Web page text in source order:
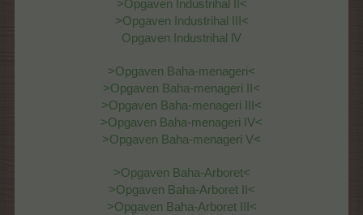
>Opgaven Industrihal II<
>Opgaven Industrihal III<
Opgaven Industrihal lV
>Opgaven Baha-menageri<
>Opgaven Baha-menageri II<
>Opgaven Baha-menageri III<
>Opgaven Baha-menageri IV<
>Opgaven Baha-menageri V<
>Opgaven Baha-Arboret<
>Opgaven Baha-Arboret II<
>Opgaven Baha-Arboret III<